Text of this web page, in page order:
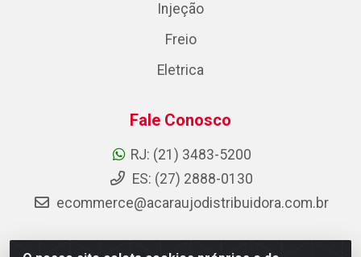
Injeção
Freio
Eletrica
Fale Conosco
RJ: (21) 3483-5200
ES: (27) 2888-0130
ecommerce@acaraujodistribuidora.com.br